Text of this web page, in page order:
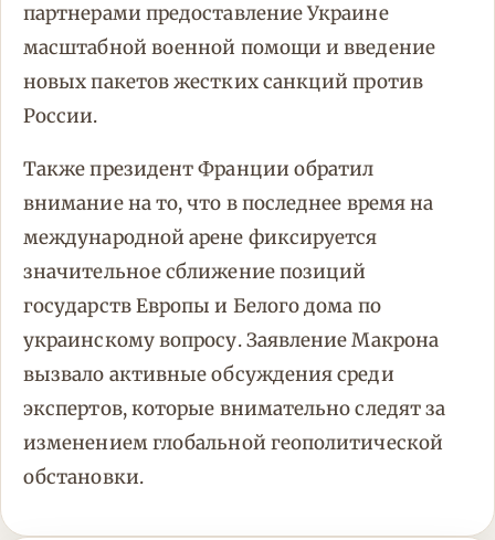
партнерами предоставление Украине
масштабной военной помощи и введение
новых пакетов жестких санкций против
России.
Также президент Франции обратил
внимание на то, что в последнее время на
международной арене фиксируется
значительное сближение позиций
государств Европы и Белого дома по
украинскому вопросу. Заявление Макрона
вызвало активные обсуждения среди
экспертов, которые внимательно следят за
изменением глобальной геополитической
обстановки.